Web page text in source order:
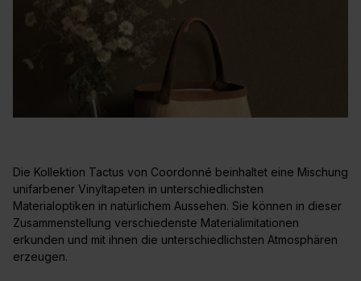
Die Kollektion Tactus von Coordonné beinhaltet eine Mischung
unifarbener Vinyltapeten in unterschiedlichsten
Materialoptiken in natürlichem Aussehen. Sie können in dieser
Zusammenstellung verschiedenste Materialimitationen
erkunden und mit ihnen die unterschiedlichsten Atmosphären
erzeugen.